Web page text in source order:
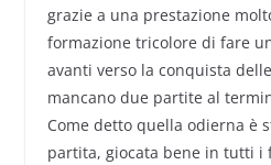
grazie a una prestazione
formazione tricolore di fare
avanti verso la conquista
mancano due partite al
Come detto quella odierna è
partita, giocata bene in tutti i